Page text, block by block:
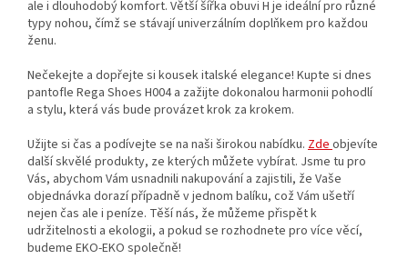
ale i dlouhodobý komfort. Větší šířka obuvi H je ideální pro různé
typy nohou, čímž se stávají univerzálním doplňkem pro každou
ženu.
Nečekejte a dopřejte si kousek italské elegance! Kupte si dnes
pantofle Rega Shoes H004 a zažijte dokonalou harmonii pohodlí
a stylu, která vás bude provázet krok za krokem.
Užijte si čas a podívejte se na naši širokou nabídku. Zdeobjevíte
další skvělé produkty, ze kterých můžete vybírat. Jsme tu pro
Vás, abychom Vám usnadnili nakupování a zajistili, že Vaše
objednávka dorazí případně v jednom balíku, což Vám ušetří
nejen čas ale i peníze. Těší nás, že můžeme přispět k
udržitelnosti a ekologii, a pokud se rozhodnete pro více věcí,
budeme EKO-EKO společně!